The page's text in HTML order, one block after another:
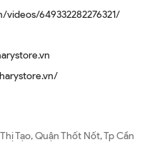
649332282276321/
Tạo, Quận Thốt Nốt, Tp Cần